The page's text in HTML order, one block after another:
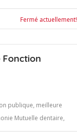
Fermé actuellement!
publique, meilleure
Mutuelle dentaire,